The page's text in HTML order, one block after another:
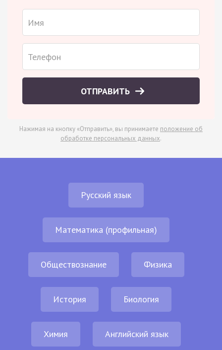
ОТПРАВИТЬ
Нажимая на кнопку «Отправить», вы принимаете положение об
обработке персональных данных.
Русский язык
Математика (профильная)
Обществознание Физика
История Биология
Химия Английский язык